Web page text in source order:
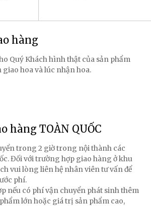
hàng
Quý Khách hình thật của sản phẩm
hoa và lúc nhận hoa.
hàng TOÀN QUỐC
trong 2 giờ trong nội thành các
Đối với trường hợp giao hàng ở khu
vui lòng liên hệ nhân viên tư vấn để
phí.
nếu có phí vận chuyển phát sinh thêm
lớn hoặc giá trị sản phẩm cao,